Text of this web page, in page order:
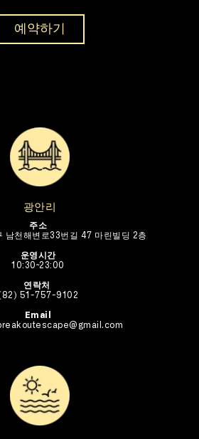
예약하기
광안리
주소
남천해변로33번길 47 마린빌딩 2층
운영시간
10:30~23:00
연락처
51-757-9102
Email